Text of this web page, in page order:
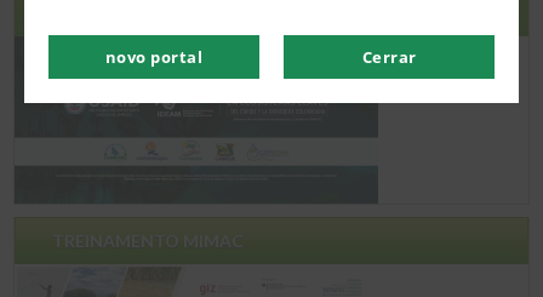
TREINAMENTO MIMAC
novo portal Cerrar